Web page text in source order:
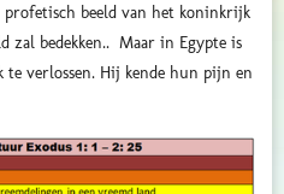
beeld van het koninkrijk
zal bedekken.. Maar in Egypte is
verlossen. Hij kende hun pijn en